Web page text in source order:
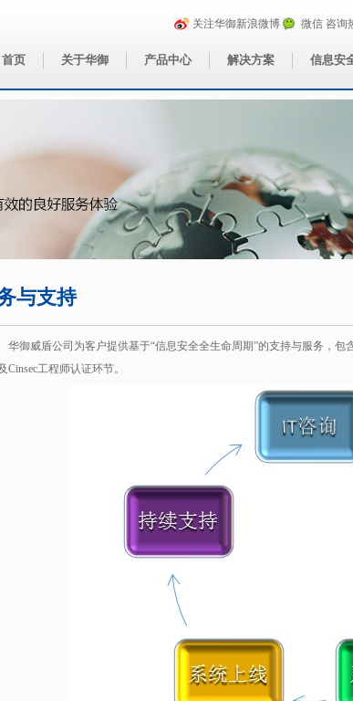
关注华御新浪微博 微信 咨询
首页 关于华御 产品中心 解决方案 信息安
与支持
华御威盾公司为客户提供基于“信息安全全生命周期”的支持与服务，
Cinsec工程师认证环节。